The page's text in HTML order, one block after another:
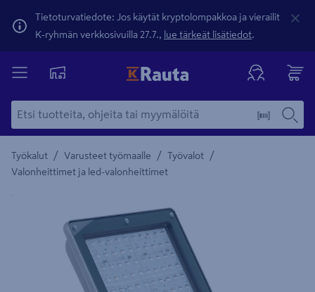
Tietoturvatiedote: Jos käytät kryptolompakkoa ja vierailit
K-ryhmän verkkosivuilla 27.7., lue tärkeät lisätiedot.
Työkalut / Varusteet työmaalle / Työvalot /
Valonheittimet ja led-valonheittimet
Yksityiskohtainen kuvaus löytyy Tuotteen kuvaus -